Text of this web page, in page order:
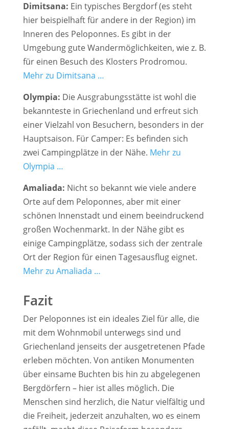
Dimitsana: Ein typisches Bergdorf (es steht
hier beispielhaft für andere in der Region) im
Inneren des Peloponnes. Es gibt in der
Umgebung gute Wandermöglichkeiten, wie z. B.
für einen Besuch des Klosters Prodromou.
Mehr zu Dimitsana …
Olympia: Die Ausgrabungsstätte ist wohl die
bekannteste in Griechenland und erfreut sich
einer Vielzahl von Besuchern, besonders in der
Hauptsaison. Für Camper: Es befinden sich
zwei Campingplätze in der Nähe. Mehr zu
Olympia …
Amaliada: Nicht so bekannt wie viele andere
Orte auf dem Peloponnes, aber mit einer
schönen Innenstadt und einem beeindruckend
großen Wochenmarkt. In der Nähe gibt es
einige Campingplätze, sodass sich der zentrale
Ort der Region für einen Tagesausflug eignet.
Mehr zu Amaliada …
Fazit
Der Peloponnes ist ein ideales Ziel für alle, die
mit dem Wohnmobil unterwegs sind und
Griechenland jenseits der ausgetretenen Pfade
erleben möchten. Von antiken Monumenten
über einsame Buchten bis hin zu abgelegenen
Bergdörfern – hier ist alles möglich. Die
Menschen sind herzlich, die Natur vielfältig und
die Freiheit, jederzeit anzuhalten, wo es einem